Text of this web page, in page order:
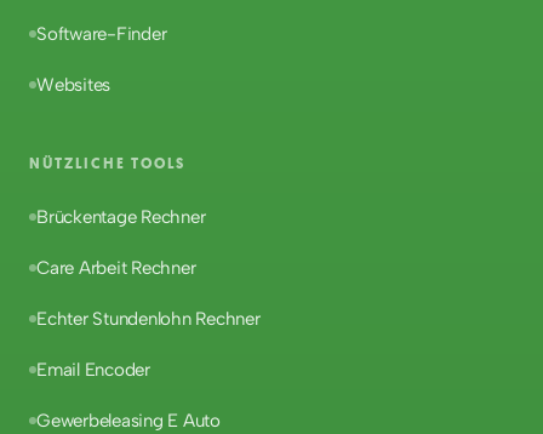
Software-Finder
Websites
NÜTZLICHE TOOLS
Brückentage Rechner
Care Arbeit Rechner
Echter Stundenlohn Rechner
Email Encoder
Gewerbeleasing E Auto